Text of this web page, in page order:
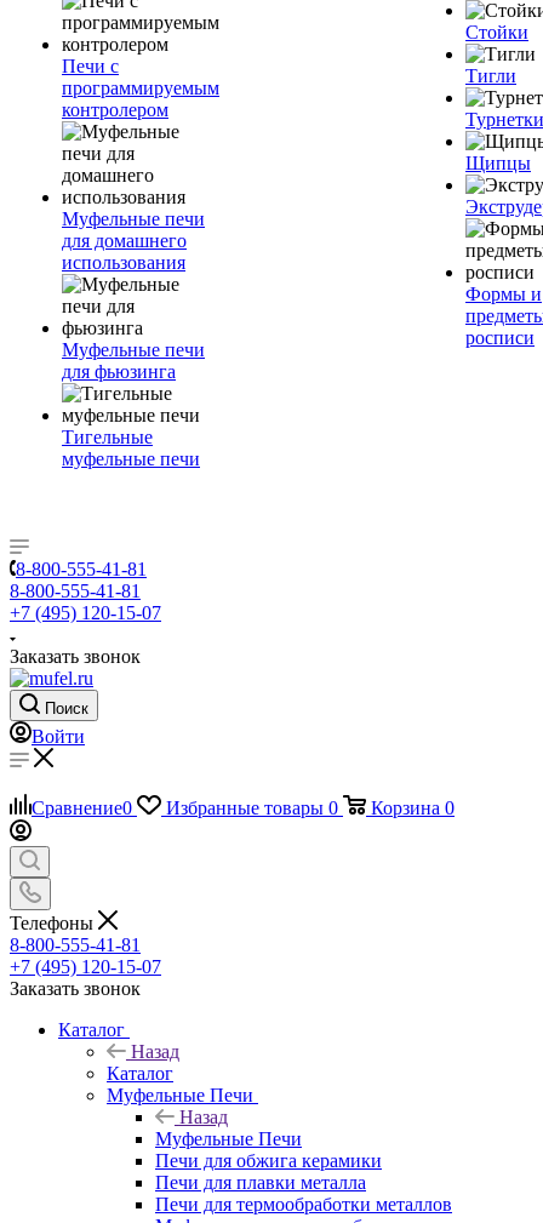
Печи с
программируемым
контролером
Муфельные печи
для домашнего
использования
Муфельные печи
для фьюзинга
Тигельные
муфельные печи
Стойки
Тигли
Турнетки
Щипцы
Формы и
росписи
8-800-555-41-81
8-800-555-41-81
+7 (495) 120-15-07
Заказать звонок
Поиск
Войти
Сравнение0 Избранные товары 0 Корзина 0
Телефоны
8-800-555-41-81
+7 (495) 120-15-07
Заказать звонок
Каталог
Назад
Каталог
Муфельные Печи
Назад
Муфельные Печи
Печи для обжига керамики
Печи для плавки металла
Печи для термообработки металлов